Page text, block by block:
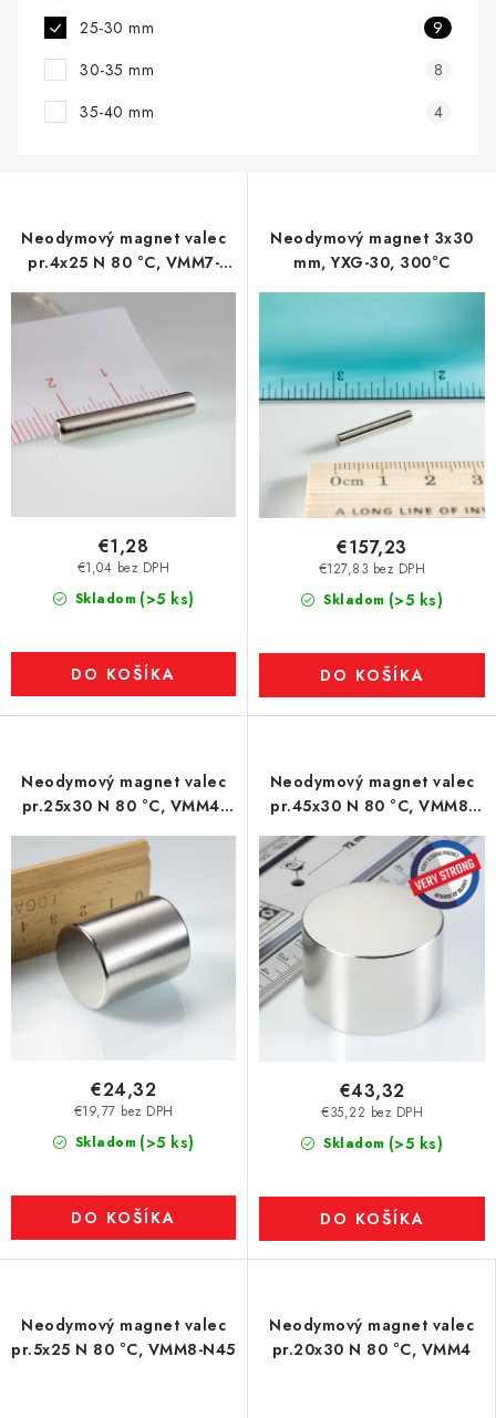
25-30 mm
9
30-35 mm
8
35-40 mm
4
Neodymový magnet valec
pr.4x25 N 80 °C, VMM7-
N42
Skladom (>5 ks)
€1,04 bez DPH
€1,28
DO KOŠÍKA
Neodymový magnet 3x30
mm, YXG-30, 300°C
Skladom (>5 ks)
€127,83 bez DPH
€157,23
DO KOŠÍKA
Neodymový magnet valec
pr.25x30 N 80 °C, VMM4-
N35
Skladom (>5 ks)
€19,77 bez DPH
€24,32
DO KOŠÍKA
Neodymový magnet valec
pr.45x30 N 80 °C, VMM8-
N45
Skladom (>5 ks)
€35,22 bez DPH
€43,32
DO KOŠÍKA
Neodymový magnet valec
pr.5x25 N 80 °C, VMM8-N45
Neodymový magnet valec
pr.20x30 N 80 °C, VMM4